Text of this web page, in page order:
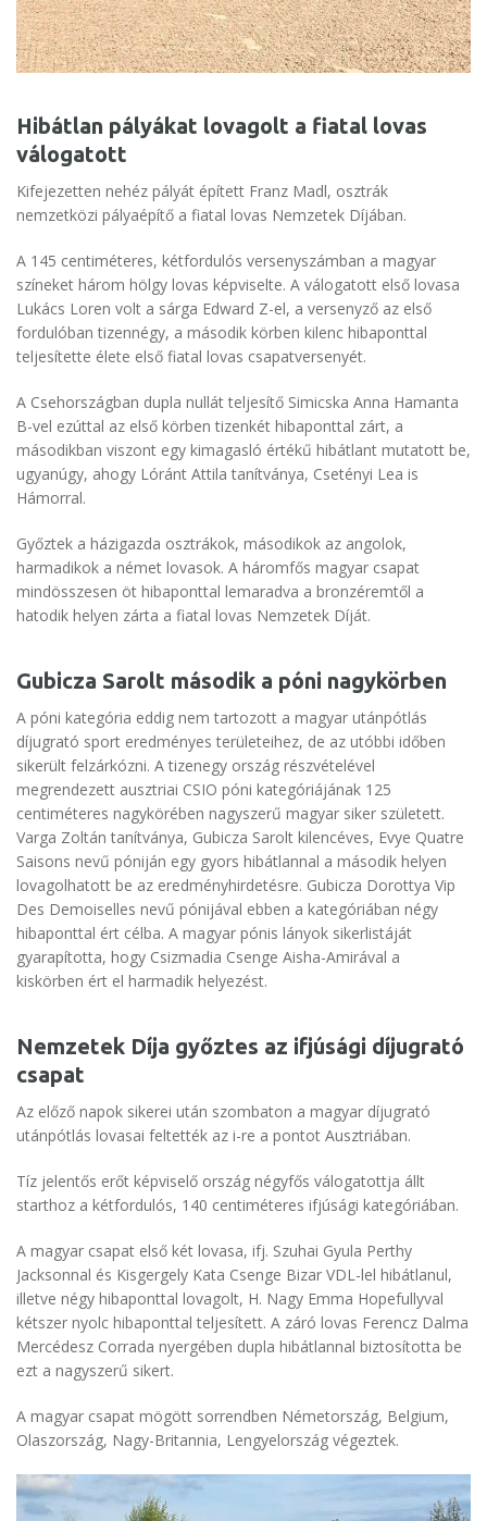
Hibátlan pályákat lovagolt a fiatal lovas
válogatott
Kifejezetten nehéz pályát épített Franz Madl, osztrák
nemzetközi pályaépítő a fiatal lovas Nemzetek Díjában.
A 145 centiméteres, kétfordulós versenyszámban a magyar
színeket három hölgy lovas képviselte. A válogatott első lovasa
Lukács Loren volt a sárga Edward Z-el, a versenyző az első
fordulóban tizennégy, a második körben kilenc hibaponttal
teljesítette élete első fiatal lovas csapatversenyét.
A Csehországban dupla nullát teljesítő Simicska Anna Hamanta
B-vel ezúttal az első körben tizenkét hibaponttal zárt, a
másodikban viszont egy kimagasló értékű hibátlant mutatott be,
ugyanúgy, ahogy Lóránt Attila tanítványa, Csetényi Lea is
Hámorral.
Győztek a házigazda osztrákok, másodikok az angolok,
harmadikok a német lovasok. A háromfős magyar csapat
mindösszesen öt hibaponttal lemaradva a bronzéremtől a
hatodik helyen zárta a fiatal lovas Nemzetek Díját.
Gubicza Sarolt második a póni nagykörben
A póni kategória eddig nem tartozott a magyar utánpótlás
díjugrató sport eredményes területeihez, de az utóbbi időben
sikerült felzárkózni. A tizenegy ország részvételével
megrendezett ausztriai CSIO póni kategóriájának 125
centiméteres nagykörében nagyszerű magyar siker született.
Varga Zoltán tanítványa, Gubicza Sarolt kilencéves, Evye Quatre
Saisons nevű póniján egy gyors hibátlannal a második helyen
lovagolhatott be az eredményhirdetésre. Gubicza Dorottya Vip
Des Demoiselles nevű pónijával ebben a kategóriában négy
hibaponttal ért célba. A magyar pónis lányok sikerlistáját
gyarapította, hogy Csizmadia Csenge Aisha-Amirával a
kiskörben ért el harmadik helyezést.
Nemzetek Díja győztes az ifjúsági díjugrató
csapat
Az előző napok sikerei után szombaton a magyar díjugrató
utánpótlás lovasai feltették az i-re a pontot Ausztriában.
Tíz jelentős erőt képviselő ország négyfős válogatottja állt
starthoz a kétfordulós, 140 centiméteres ifjúsági kategóriában.
A magyar csapat első két lovasa, ifj. Szuhai Gyula Perthy
Jacksonnal és Kisgergely Kata Csenge Bizar VDL-lel hibátlanul,
illetve négy hibaponttal lovagolt, H. Nagy Emma Hopefullyval
kétszer nyolc hibaponttal teljesített. A záró lovas Ferencz Dalma
Mercédesz Corrada nyergében dupla hibátlannal biztosította be
ezt a nagyszerű sikert.
A magyar csapat mögött sorrendben Németország, Belgium,
Olaszország, Nagy-Britannia, Lengyelország végeztek.